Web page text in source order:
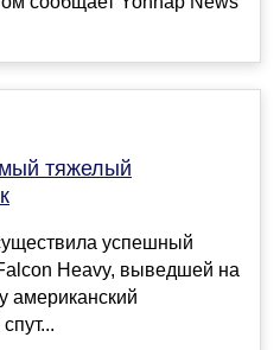
тяжелый
успешный
Heavy, выведшей на
американский